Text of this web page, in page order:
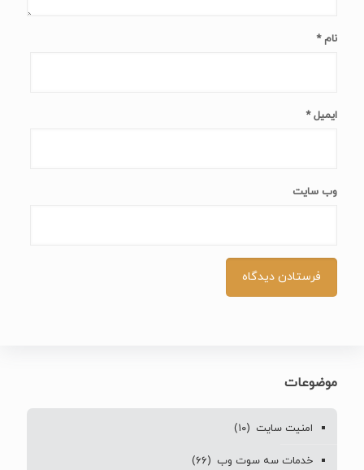
نام*
ایمیل*
وب‌ سایت
موضوعات
امنیت سایت (۱۰)
خدمات سه سوت وب (۶۶)